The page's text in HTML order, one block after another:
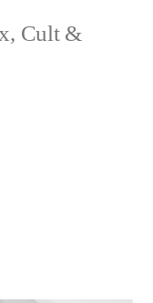
Cult &